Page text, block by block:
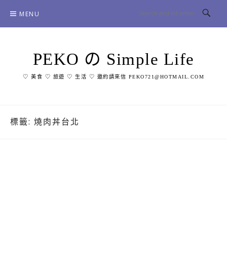
content
MENU
PEKO の Simple Life
♡ 美食 ♡ 旅遊 ♡ 生活 ♡ 邀約請來信 PEKO721@HOTMAIL.COM
標籤: 燒肉丼台北